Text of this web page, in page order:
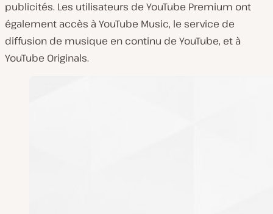
publicités. Les utilisateurs de YouTube Premium ont
également accès à YouTube Music, le service de
diffusion de musique en continu de YouTube, et à
YouTube Originals.